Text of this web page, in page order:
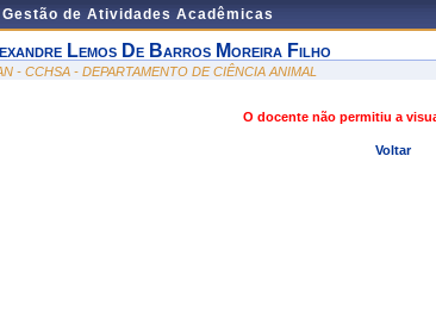
de Atividades Acadêmicas
Lemos De Barros Moreira Filho
- CCHSA - DEPARTAMENTO DE CIÊNCIA ANIMAL
O docente não permitiu a
Voltar